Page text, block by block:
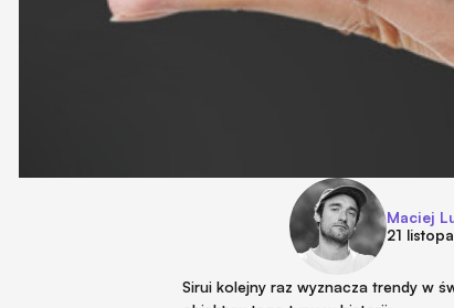
Maciej
21
Sirui kolejny raz wyznacza trendy w